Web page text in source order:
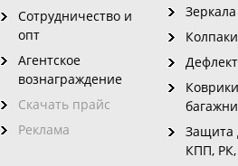
Зеркала
Защита
КПП, РК,
Сотрудничество и
опт
Агентское
вознаграждение
Скачать прайс
Реклама